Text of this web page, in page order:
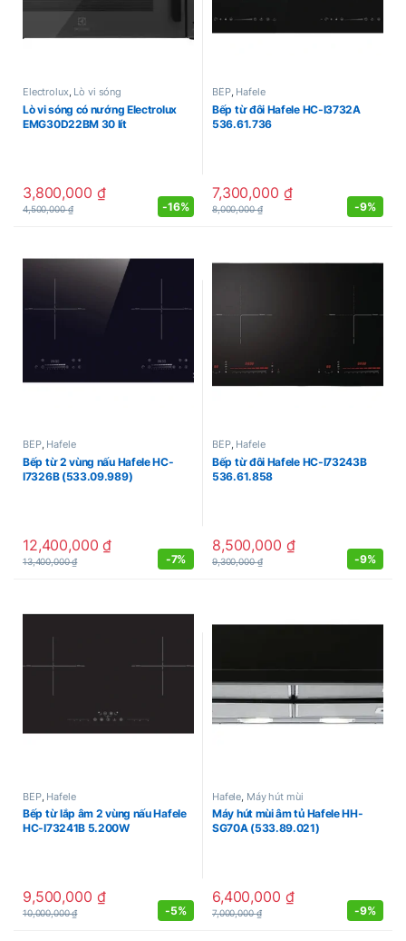
Electrolux, Lò vi sóng
Lò vi sóng có nướng Electrolux
EMG30D22BM 30 lít
3,800,000 ₫
4,500,000₫ -16%
BẾP, Hafele
Bếp từ đôi Hafele HC-I3732A
536.61.736
7,300,000 ₫
8,000,000₫ -9%
BẾP, Hafele
Bếp từ 2 vùng nấu Hafele HC-
I7326B (533.09.989)
12,400,000₫
13,400,000₫ -7%
BẾP, Hafele
Bếp từ đôi Hafele HC-I73243B
536.61.858
8,500,000 ₫
9,300,000₫ -9%
BẾP, Hafele
Bếp từ lắp âm 2 vùng nấu Hafele
HC-I73241B 5.200W
9,500,000 ₫
10,000,000₫ -5%
Hafele Máy hút mùi
Máy hút mùi âm tủ Hafele HH-
SG70A (533.89.021)
6,400,000 ₫
7,000,000₫ -9%